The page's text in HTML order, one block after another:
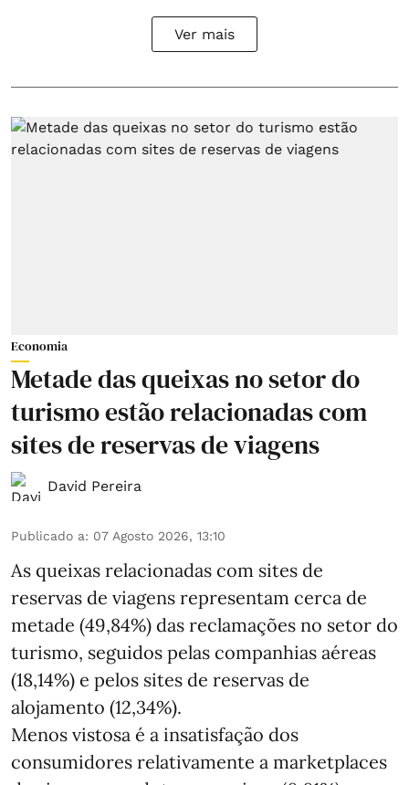
Ver mais
Economia
Metade das queixas no setor do
turismo estão relacionadas com
sites de reservas de viagens
David Pereira
Publicado a: 07 Agosto 2026, 13:10
As queixas relacionadas com sites de
reservas de viagens representam cerca de
metade (49,84%) das reclamações no setor do
turismo, seguidos pelas companhias aéreas
(18,14%) e pelos sites de reservas de
alojamento (12,34%).
Menos vistosa é a insatisfação dos
consumidores relativamente a marketplaces